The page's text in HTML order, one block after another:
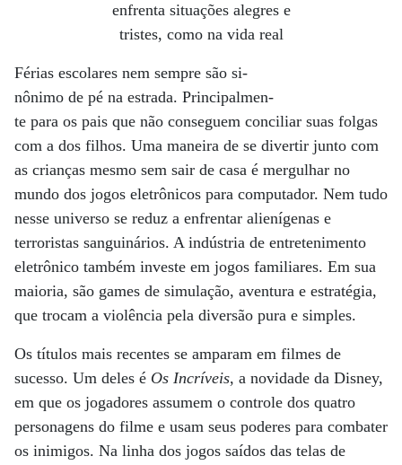
enfrenta situações alegres e
tristes, como na vida real
Férias escolares nem sempre são si-
nônimo de pé na estrada. Principalmen-
te para os pais que não conseguem conciliar suas folgas
com a dos filhos. Uma maneira de se divertir junto com
as crianças mesmo sem sair de casa é mergulhar no
mundo dos jogos eletrônicos para computador. Nem tudo
nesse universo se reduz a enfrentar alienígenas e
terroristas sanguinários. A indústria de entretenimento
eletrônico também investe em jogos familiares. Em sua
maioria, são games de simulação, aventura e estratégia,
que trocam a violência pela diversão pura e simples.
Os títulos mais recentes se amparam em filmes de
sucesso. Um deles é Os Incríveis, a novidade da Disney,
em que os jogadores assumem o controle dos quatro
personagens do filme e usam seus poderes para combater
os inimigos. Na linha dos jogos saídos das telas de